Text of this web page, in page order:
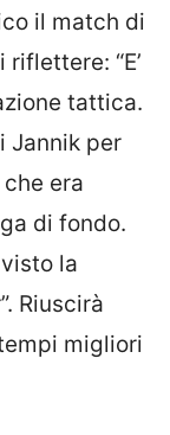
il match di
“E’
tattica.
Jannik per
era
di fondo.
la
Riuscirà
migliori